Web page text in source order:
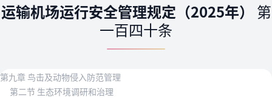
运输机场运行安全管理规定（2025年） 第
一百四十条
第九章 鸟击及动物侵入防范管理
第二节 生态环境调研和治理